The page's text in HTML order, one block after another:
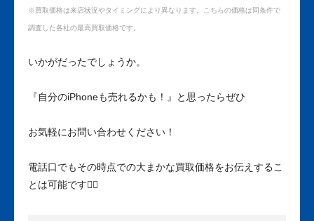
※買取価格は来店状況やタイミングにより異なります。こちらの価格は同条件で
調査した各社の最高買取価格です。
いかがだったでしょうか。
『自分のiPhoneも売れるかも！』と思ったらぜひ
お気軽にお問い合わせください！
電話口でもその時点での大まかな買取価格をお伝えするこ
とは可能です🙆‍♀️